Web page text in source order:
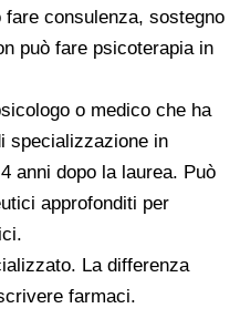
consulenza, sostegno
può fare psicoterapia in
o medico che ha
specializzazione in
anni dopo la laurea. Può
approfonditi per
La differenza
farmaci.